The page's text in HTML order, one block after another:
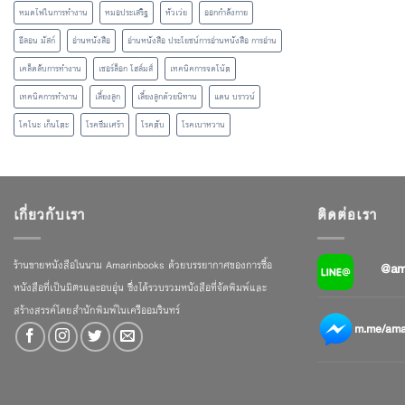
หมดไฟในการทำงาน
หมอประเสริฐ หัวเว่ย
ออกกำลังกาย
อีลอน มัสก์
อ่านหนังสือ
อ่านหนังสือ ประโยชน์การอ่านหนังสือ การอ่าน
เคล็ดลับการทำงาน
เชอร์ล็อก โฮล์มส์
เทคนิคการจดโน้ต
เทคนิคการทำงาน
เลี้ยงลูก เลี้ยงลูกด้วยนิทาน
แดน บราวน์
โคโนะ เก็นโตะ
โรคซึมเศร้า โรคตับ โรคเบาหวาน
เกี่ยวกับเรา
ร้านขายหนังสือในนาม Amarinbooks ด้วยบรรยากาศของการซื้อ
หนังสือที่เป็นมิตรและอบอุ่น ซึ่งได้รวบรวมหนังสือที่จัดพิมพ์และ
สร้างสรรค์โดยสำนักพิมพ์ในเครืออมรินทร์
ติดต่อเรา
m.me/